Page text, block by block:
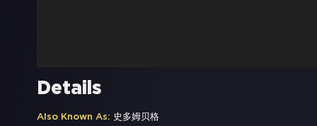
Details
Also Known As: 史多姆贝格